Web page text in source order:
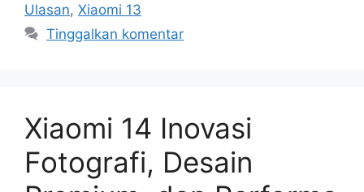
Ulasan, Xiaomi 13
Tinggalkan komentar
Xiaomi 14 Inovasi
Fotografi, Desain